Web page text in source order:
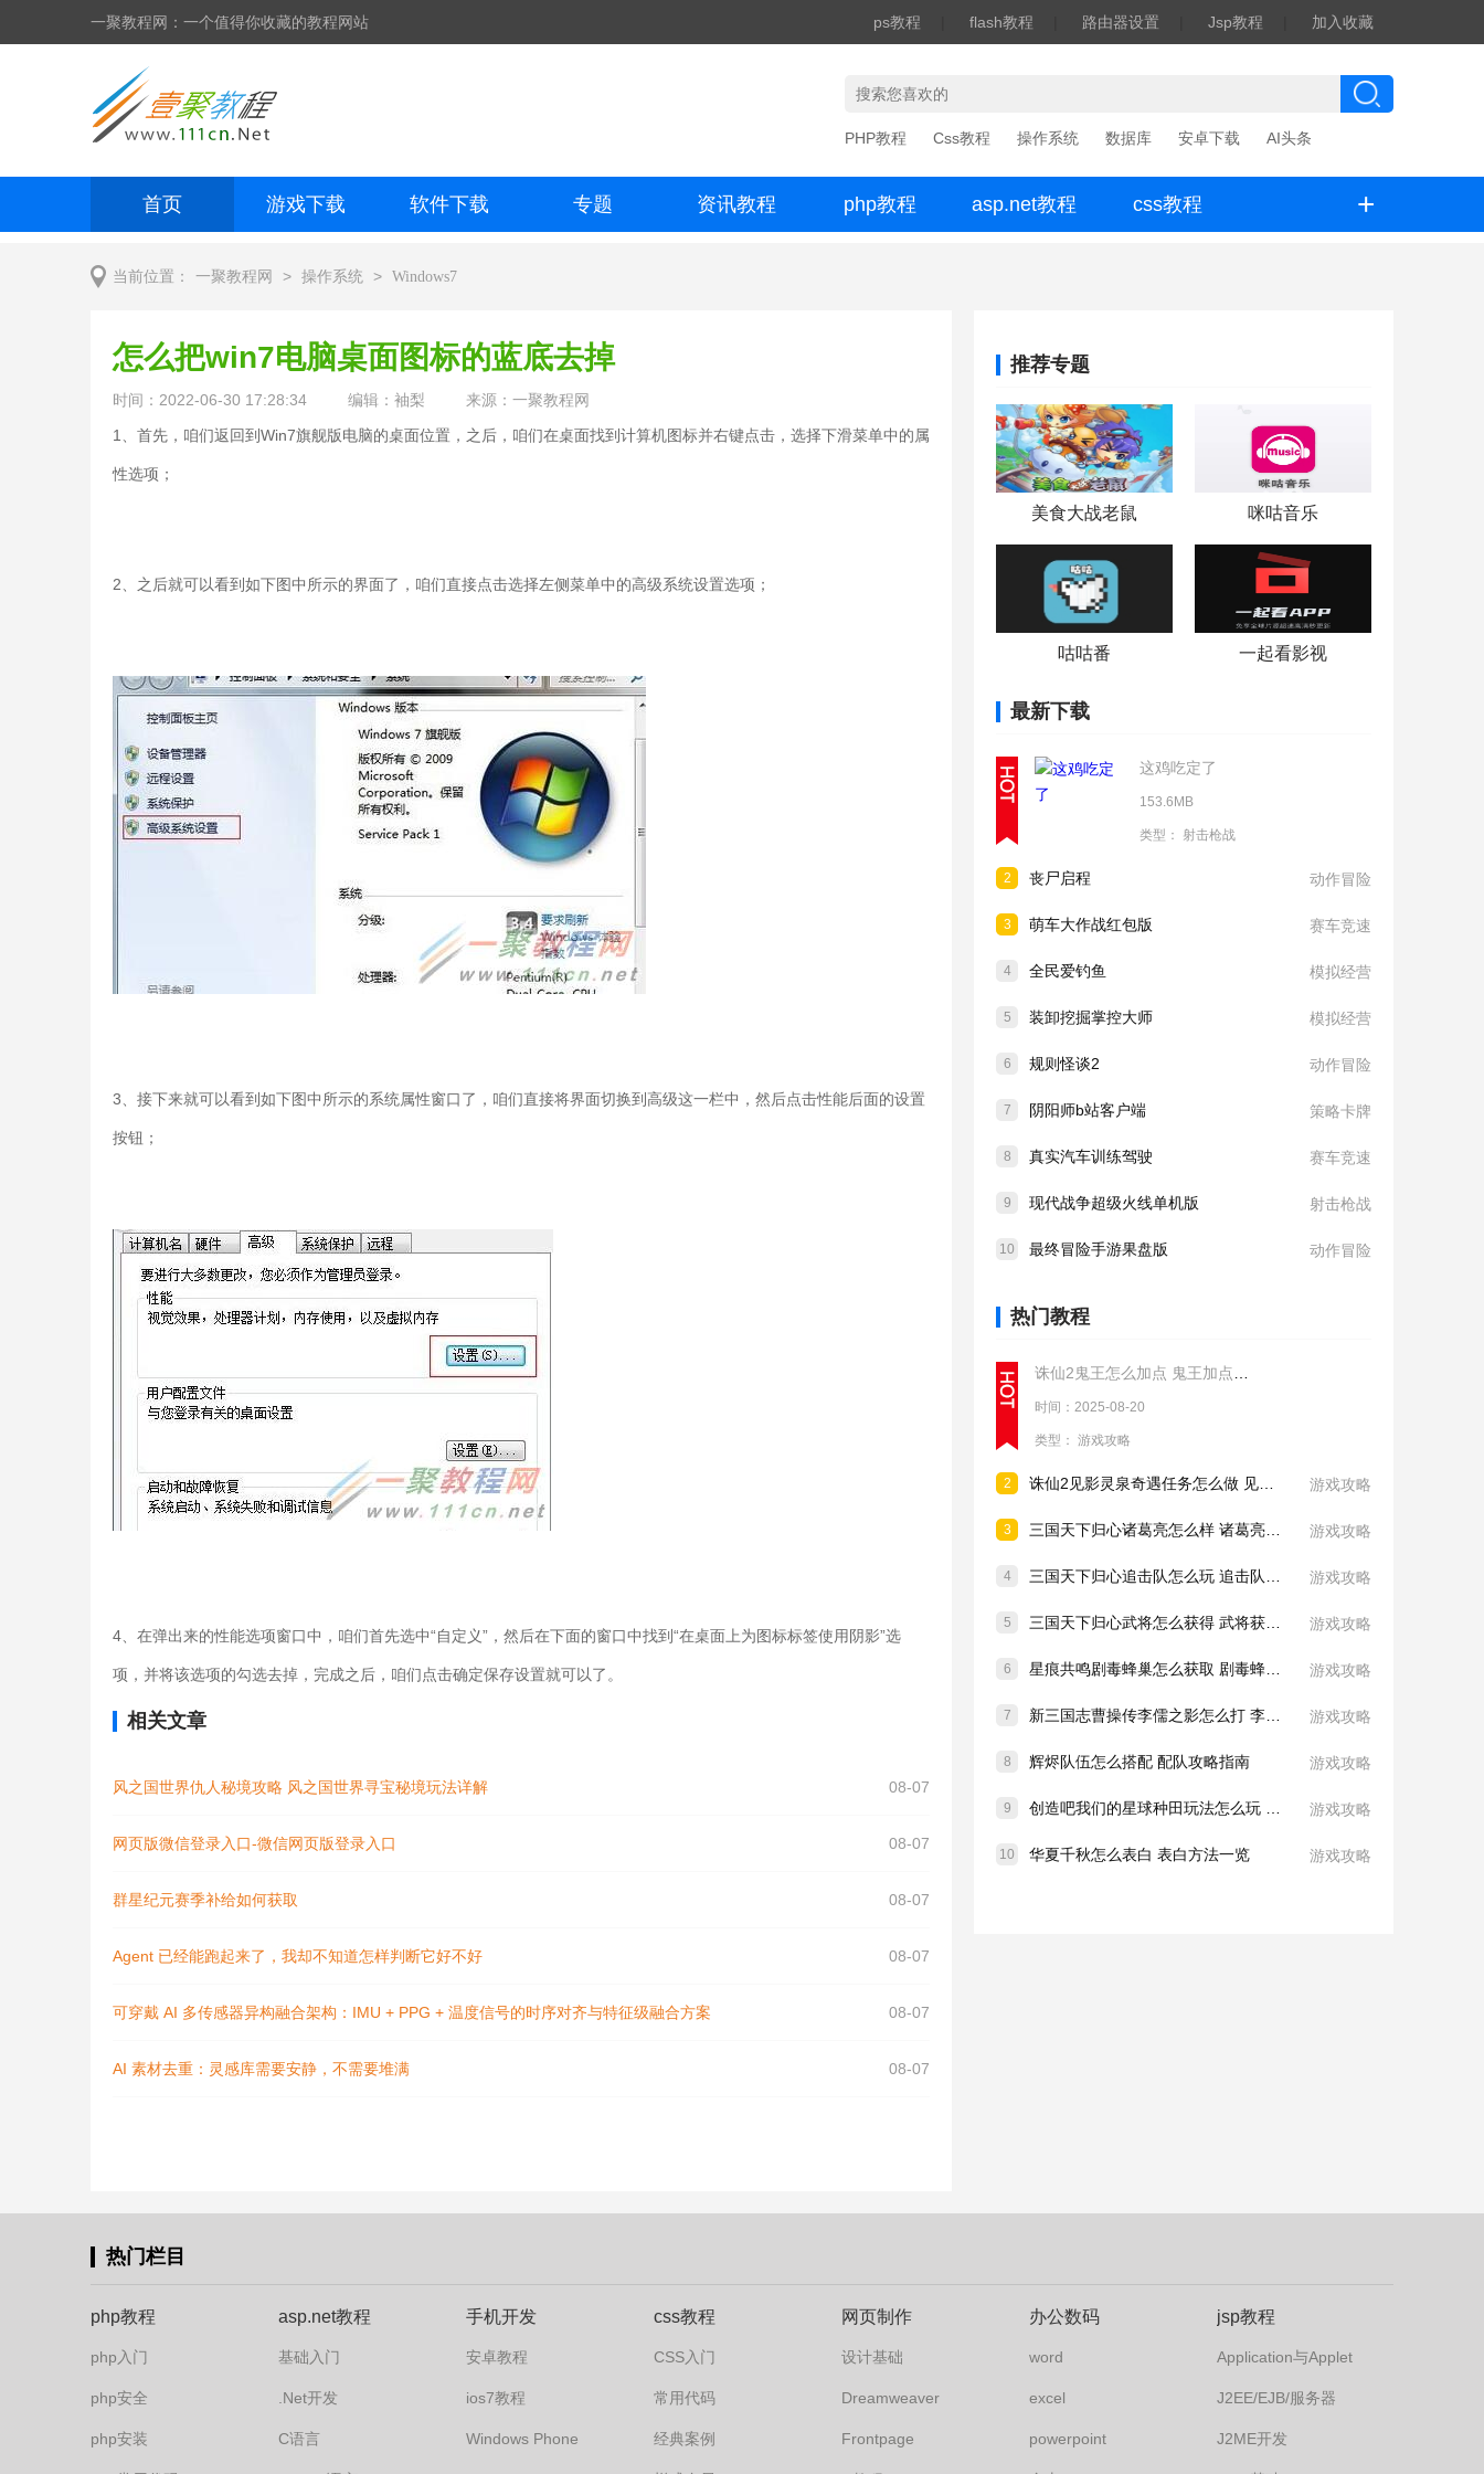
一聚教程网：一个值得你收藏的教程网站 ps教程 flash教程 路由器设置 Jsp教程 加入收藏
PHP教程 Css教程 操作系统 数据库 安卓下载 AI头条
首页 游戏下载 软件下载 专题 资讯教程 php教程 asp.net教程 css教程 +
当前位置： 一聚教程网 > 操作系统 > Windows7
推荐专题
美食大战老鼠 咪咕音乐
咕咕番 一起看影视
最新下载
这鸡吃定了
153.6MB
类型： 射击枪战
2 丧尸启程 动作冒险
3 萌车大作战红包版 赛车竞速
4 全民爱钓鱼 模拟经营
5 装卸挖掘掌控大师 模拟经营
6 规则怪谈2 动作冒险
7 阴阳师b站客户端 策略卡牌
8 真实汽车训练驾驶 赛车竞速
9 现代战争超级火线单机版 射击枪战
10 最终冒险手游果盘版 动作冒险
热门教程
时间：2025-08-20
类型： 游戏攻略
2 游戏攻略
3 游戏攻略
4 游戏攻略
5 游戏攻略
6 游戏攻略
7 游戏攻略
8 辉烬队伍怎么搭配 配队攻略指南 游戏攻略
9 游戏攻略
10 华夏千秋怎么表白 表白方法一览 游戏攻略
怎么把win7电脑桌面图标的蓝底去掉
时间：2022-06-30 17:28:34 编辑：袖梨
来源：一聚教程网
1、首先，咱们返回到Win7旗舰版电脑的桌面位置，之后，咱们在桌面找到计算机图标并右键点击，选择下滑菜单中的属
性选项；
2、之后就可以看到如下图中所示的界面了，咱们直接点击选择左侧菜单中的高级系统设置选项；
3、接下来就可以看到如下图中所示的系统属性窗口了，咱们直接将界面切换到高级这一栏中，然后点击性能后面的设置
按钮；
4、在弹出来的性能选项窗口中，咱们首先选中“自定义”，然后在下面的窗口中找到“在桌面上为图标标签使用阴影”选
项，并将该选项的勾选去掉，完成之后，咱们点击确定保存设置就可以了。
相关文章
风之国世界仇人秘境攻略 风之国世界寻宝秘境玩法详解 08-07
网页版微信登录入口-微信网页版登录入口 08-07
群星纪元赛季补给如何获取 08-07
Agent 已经能跑起来了，我却不知道怎样判断它好不好 08-07
可穿戴 AI 多传感器异构融合架构：IMU + PPG + 温度信号的时序对齐与特征级融合方案 08-07
AI 素材去重：灵感库需要安静，不需要堆满 08-07
热门栏目
php教程
php入门
php安全
php安装
asp.net教程
基础入门
.Net开发
C语言
手机开发
安卓教程
ios7教程
Windows Phone
css教程
CSS入门
常用代码
经典案例
网页制作
设计基础
Dreamweaver
Frontpage
办公数码
word
excel
powerpoint
jsp教程
Application与Applet
J2EE/EJB/服务器
J2ME开发